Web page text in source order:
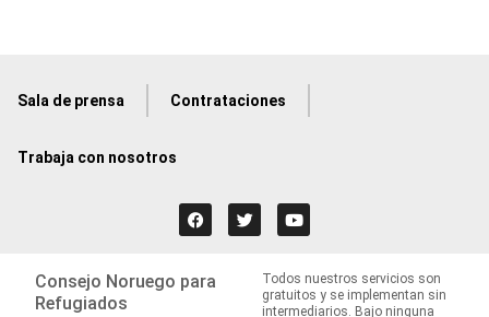
Sala de prensa Contrataciones
Trabaja con nosotros
Consejo Noruego para
Refugiados
Todos nuestros servicios son
gratuitos y se implementan sin
intermediarios. Bajo ninguna